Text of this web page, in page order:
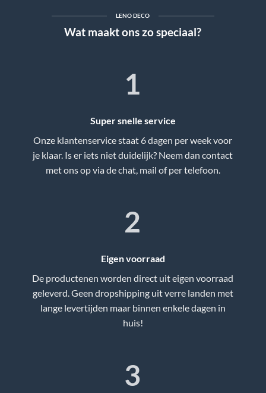
LENO DECO
Wat maakt ons zo speciaal?
1
Super snelle service
Onze klantenservice staat 6 dagen per week voor
je klaar. Is er iets niet duidelijk? Neem dan contact
met ons op via de chat, mail of per telefoon.
2
Eigen voorraad
De productenen worden direct uit eigen voorraad
geleverd. Geen dropshipping uit verre landen met
lange levertijden maar binnen enkele dagen in
huis!
3